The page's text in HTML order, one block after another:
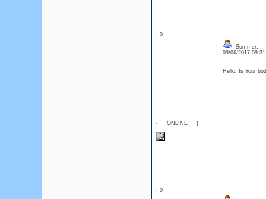
: 0
{___ONLINE___}
Summer...
09/06/2017
Hello. Is Your
: 0